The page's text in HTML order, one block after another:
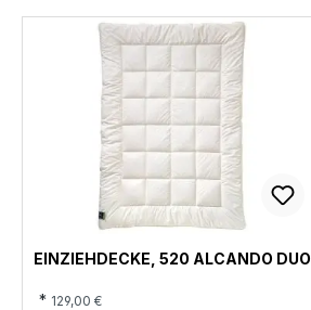
EINZIEHDECKE, 520 ALCANDO DUO
* 129,00 €